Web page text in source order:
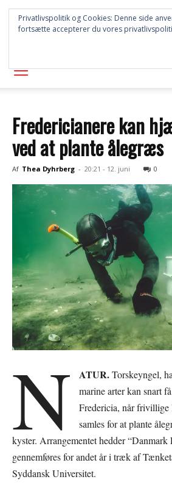
SYD
AVISEN
Fredericianere kan
ved at plante ålegræs
Af Thea Dyhrberg - 20:21 - 12. juni 0
N ATUR.Torskeyngel,
marine arter kan snart
Fredericia, når frivillige
samles for at plante
kyster. Arrangementet hedder
gennemføres for andet år i træk af
Syddansk Universitet.
Privatlivspolitik og Cookies: Denne side
fortsætte accepterer du vores